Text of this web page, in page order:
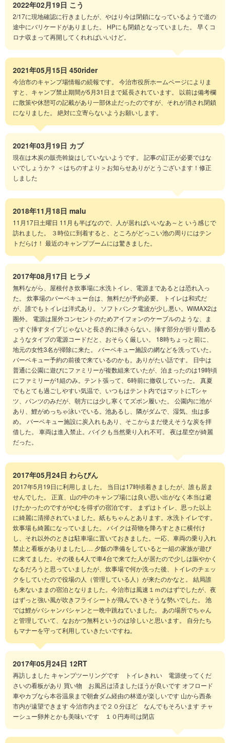
2022年02月19日 こう
2/17に現地確認に行きましたが、やはり今は閉鎖になっているようで道の
途中にバリケードがありました。 HPにも閉鎖となっていました。 早くコ
ロナ収まって再開してくれればいいけど。
2021年05月15日 450rider
今治市のキャンプ場情報の続報です。 今治市役所ホームページによりま
すと、キャンプ禁止期間が5月31日まで延長されています。 以前は備考欄
に散策や休憩可の記載があり一部休止だったのですが、それが消され閉鎖
になりました。 絶対に立寄らないようお願いします。
2021年03月19日 カブ
現在は木炭の販売斡旋はしていないようです。 記事の訂正が必要ではな
いでしょうか？ ＜はちのすより＞お知らせありがとうございます！修正
しました
2018年11月18日 malu
11月17日土曜日 11月も半ばなので、人が居ればいいなあ～と いう感じで
訪れました。 ３時位に到着すると、ところがどっこい池の周りにはテン
トだらけ！ 最近のキャンプブームには驚きました。
2017年08月17日 ヒラメ
無料ながら、屋根付き炊事場に水洗トイレ、電源まであるとは恐れ入っ
た。 炊事場のバーベキュー台は、無料だが予約必要。 トイレは和式だ
が、誰でもトイレは洋式あり。 ソフトバンク電波が少し悪い。WiMAX2は
圏外。 電源は屋外コンセントのためアイフォンのケーブルのような、ま
っすぐ挿すタイプじゃないと長さ的に挿さらない。挿す部分が折り畳める
ようなタイプの電源コードだと、おそらく厳しい。 18時ちょっと前に、
地元の女性3名が掃除に来た。 バーベキュー施設の網などを洗っていた。
バーベキュー予約の前後で来ているのかも。ありがたい話です。 日中は
普通に公園に遊びにファミリーが複数組来ていたが、泊まったのは19時頃
にファミリーが1組のみ。テント張って、6時前に撤収していった。 真夏
でもとても過ごしやすい気温で、いつもはテント内ではマットにTシャ
ツ、パンツのみだが、朝方には少し寒くてズボン履いた。 公園内に池が
あり、鯉がめっちゃ泳いでいる。池あるし、隣がダムで、湿気、虫は多
め。 バーベキュー施設に炭入れもあり、そこからまだ使えそうな炭を拝
借した。 車両は進入禁止。バイクも当然乗り入れ不可。 夜は星空が綺麗
だった。
2017年05月24日 わらびん
2017年5月19日に利用しました。 当日は17時頃着きましたが、誰も居ま
せんでした。 正直、山の中のキャンプ場には良い思い出がなく本当は避
けたかったのですがやむを得ずの宿泊です。 まずはトイレ、思った以上
に綺麗に清掃されていました。紙もちゃんとあります。水洗トイレです。
炊事場も綺麗になっていました。 バイクは荷物を降ろすときに横付け
し、それ以外のときは駐車場に置いておきました。一応、車両の乗り入れ
禁止と看板がありましたし… 夕飯の準備をしていると一組の家族が遊び
に来てました。その後も4人で車4台で来てた人が居たので少しは賑やかく
なるだろうと思っていましたが、炊事場で何か洗った後、トイレのチェッ
クをしていたので役場の人（管理している人）が来たのかなと。 結局誰
も来ないままの宿泊となりました。今治市は風速１ｍのはずでしたが、夜
はずっと強い風が吹きフライシートが飛んでいきそうな勢いでした。 池
では鯉がバシャンバシャンと一晩中跳ねていました。 あの場所でちゃん
と管理していて、なおかつ無料というのは珍しいと思います。 自分たち
もマナーを守って利用していきたいですね。
2017年05月24日 12RT
再訪しました キャンプツーリングです トイレきれい 電源使ってくだ
さいの看板があり 買い物 お風呂は済ましたほうが良いです オフロード
車やカブなら本谷温泉まで朝倉ダム経由の林道が楽しいです 山から西条
市内が遠望できます 今治市内まで２０分ほど なんでもそろいます チャ
ーシュー卵丼とかも美味いです １０円寿司は閉店